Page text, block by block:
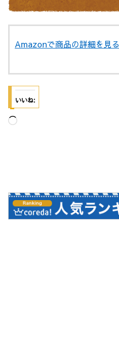
Amazonで商品の詳細を見る
いいね:
読